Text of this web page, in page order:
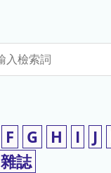
F G H I J
雜誌